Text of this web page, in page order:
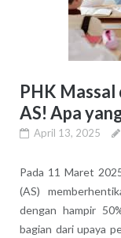
PHK
AS! Apa
April 13, 2025
Pada 11 Maret
(AS)
dengan hampir
bagian dari upaya